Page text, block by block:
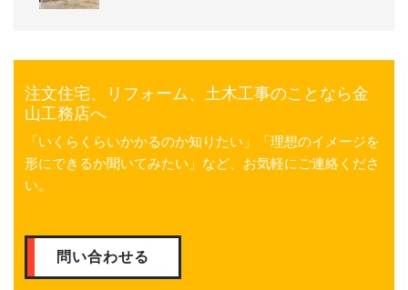
注文住宅、リフォーム、土木工事のことなら金
山工務店へ
「いくらくらいかかるのか知りたい」「理想のイメージを
形にできるか聞いてみたい」など、お気軽にご連絡くださ
い。
問い合わせる